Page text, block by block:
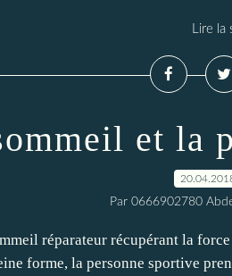
Lire la
et la
Par 0666902780
réparateur récupérant la
forme, la personne sportive